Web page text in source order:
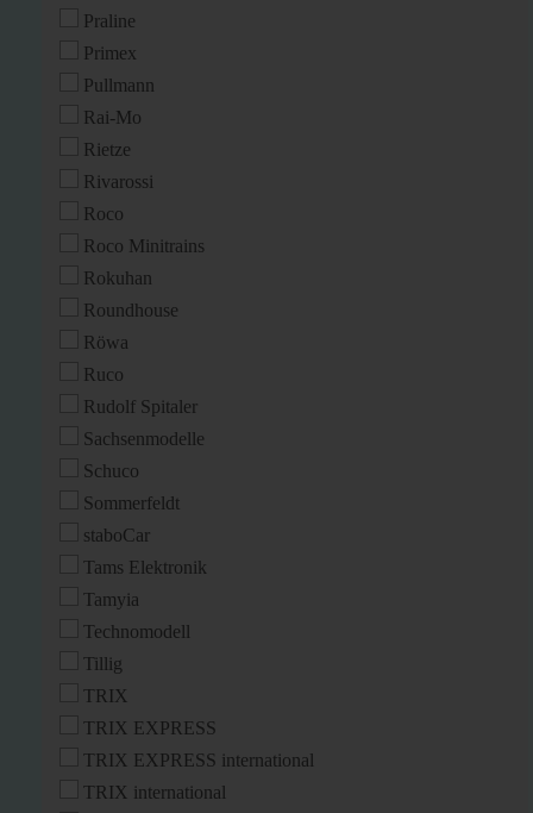
Praline
Primex
Pullmann
Rai-Mo
Rietze
Rivarossi
Roco
Roco Minitrains
Rokuhan
Roundhouse
Röwa
Ruco
Rudolf Spitaler
Sachsenmodelle
Schuco
Sommerfeldt
staboCar
Tams Elektronik
Tamyia
Technomodell
Tillig
TRIX
TRIX EXPRESS
TRIX EXPRESS international
TRIX international